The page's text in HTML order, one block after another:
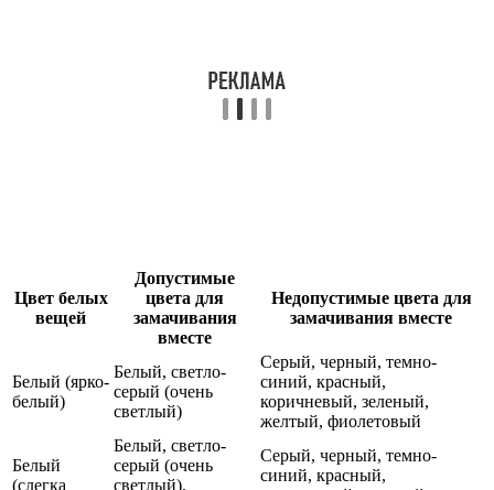
Цвет белых
вещей
Допустимые
цвета для
замачивания
вместе
Недопустимые цвета для
замачивания вместе
Белый (ярко-
белый)
Белый, светло-
серый (очень
светлый)
Серый, черный, темно-
синий, красный,
коричневый, зеленый,
желтый, фиолетовый
Белый
(слегка
Белый, светло-
серый (очень
светлый),
Серый, черный, темно-
синий, красный,